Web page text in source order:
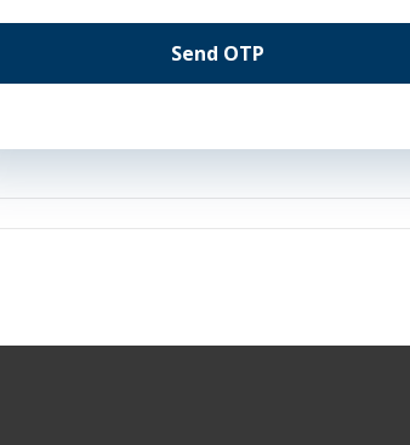
Send OTP